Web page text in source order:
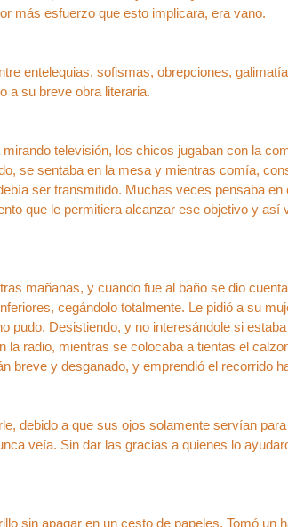
más esfuerzo que esto implicara, era vano.
entelequias, sofismas, obrepciones,
a su breve obra literaria.
televisión, los chicos jugaban con la
se sentaba en la mesa y mientras comía,
ser transmitido. Muchas veces pensaba
que le permitiera alcanzar ese objetivo y así
mañanas, y cuando fue al baño se dio
cegándolo totalmente. Le pidió a su
pudo. Desistiendo, y no interesándole si
la radio, mientras se colocaba a tientas el
breve y desganado, y emprendió el recorrido
debido a que sus ojos solamente servían
veía. Sin dar las gracias a quienes lo
sin apagar en un cesto de papeles. Tomó un